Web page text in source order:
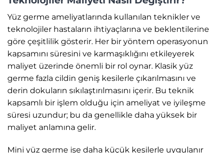
Yüz germe ameliyatlarında kullanılan teknikler ve
teknolojiler hastaların ihtiyaçlarına ve beklentilerine
göre çeşitlilik gösterir. Her bir yöntem operasyonun
kapsamını süresini ve karmaşıklığını etkileyerek
maliyet üzerinde önemli bir rol oynar. Klasik yüz
germe fazla cildin geniş kesilerle çıkarılmasını ve
derin dokuların sıkılaştırılmasını içerir. Bu teknik
kapsamlı bir işlem olduğu için ameliyat ve iyileşme
süresi uzundur; bu da genellikle daha yüksek bir
maliyet anlamına gelir.
Mini yüz germe ise daha küçük kesilerle uygulanır